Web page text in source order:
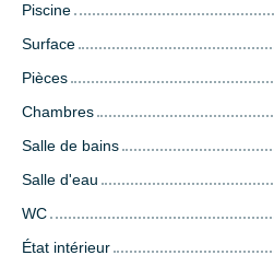
Piscine
Surface
Pièces
Chambres
Salle de bains
Salle d'eau
WC
État intérieur